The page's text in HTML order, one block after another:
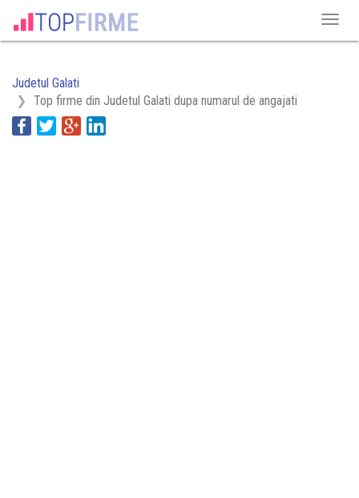
Judetul Galati
Top firme din Judetul Galati dupa numarul de angajati